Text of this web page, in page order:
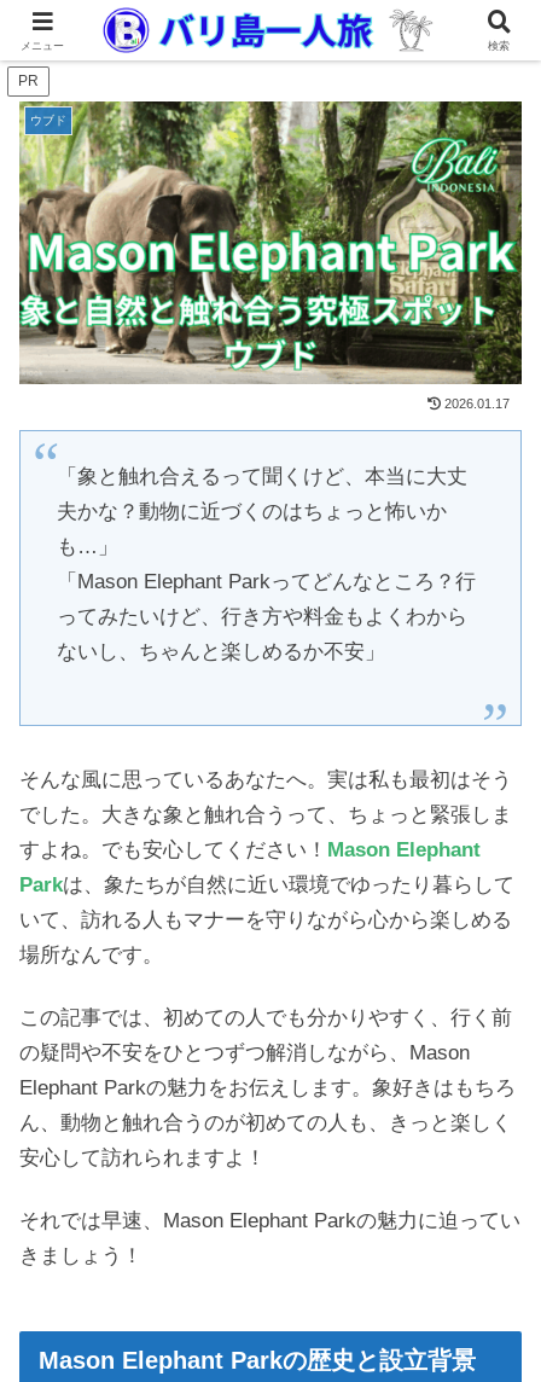
PR
ウブド
2026.01.17
「象と触れ合えるって聞くけど、本当に大丈
夫かな？動物に近づくのはちょっと怖いか
も…」
「Mason Elephant Parkってどんなところ？行
ってみたいけど、行き方や料金もよくわから
ないし、ちゃんと楽しめるか不安」
そんな風に思っているあなたへ。実は私も最初はそう
でした。大きな象と触れ合うって、ちょっと緊張しま
すよね。でも安心してください！ Mason Elephant
Parkは、象たちが自然に近い環境でゆったり暮らして
いて、訪れる人もマナーを守りながら心から楽しめる
場所なんです。
この記事では、初めての人でも分かりやすく、行く前
の疑問や不安をひとつずつ解消しながら、Mason
Elephant Parkの魅力をお伝えします。象好きはもちろ
ん、動物と触れ合うのが初めての人も、きっと楽しく
安心して訪れられますよ！
それでは早速、Mason Elephant Parkの魅力に迫ってい
きましょう！
Mason Elephant Parkの歴史と設立背景
メニュー 検索